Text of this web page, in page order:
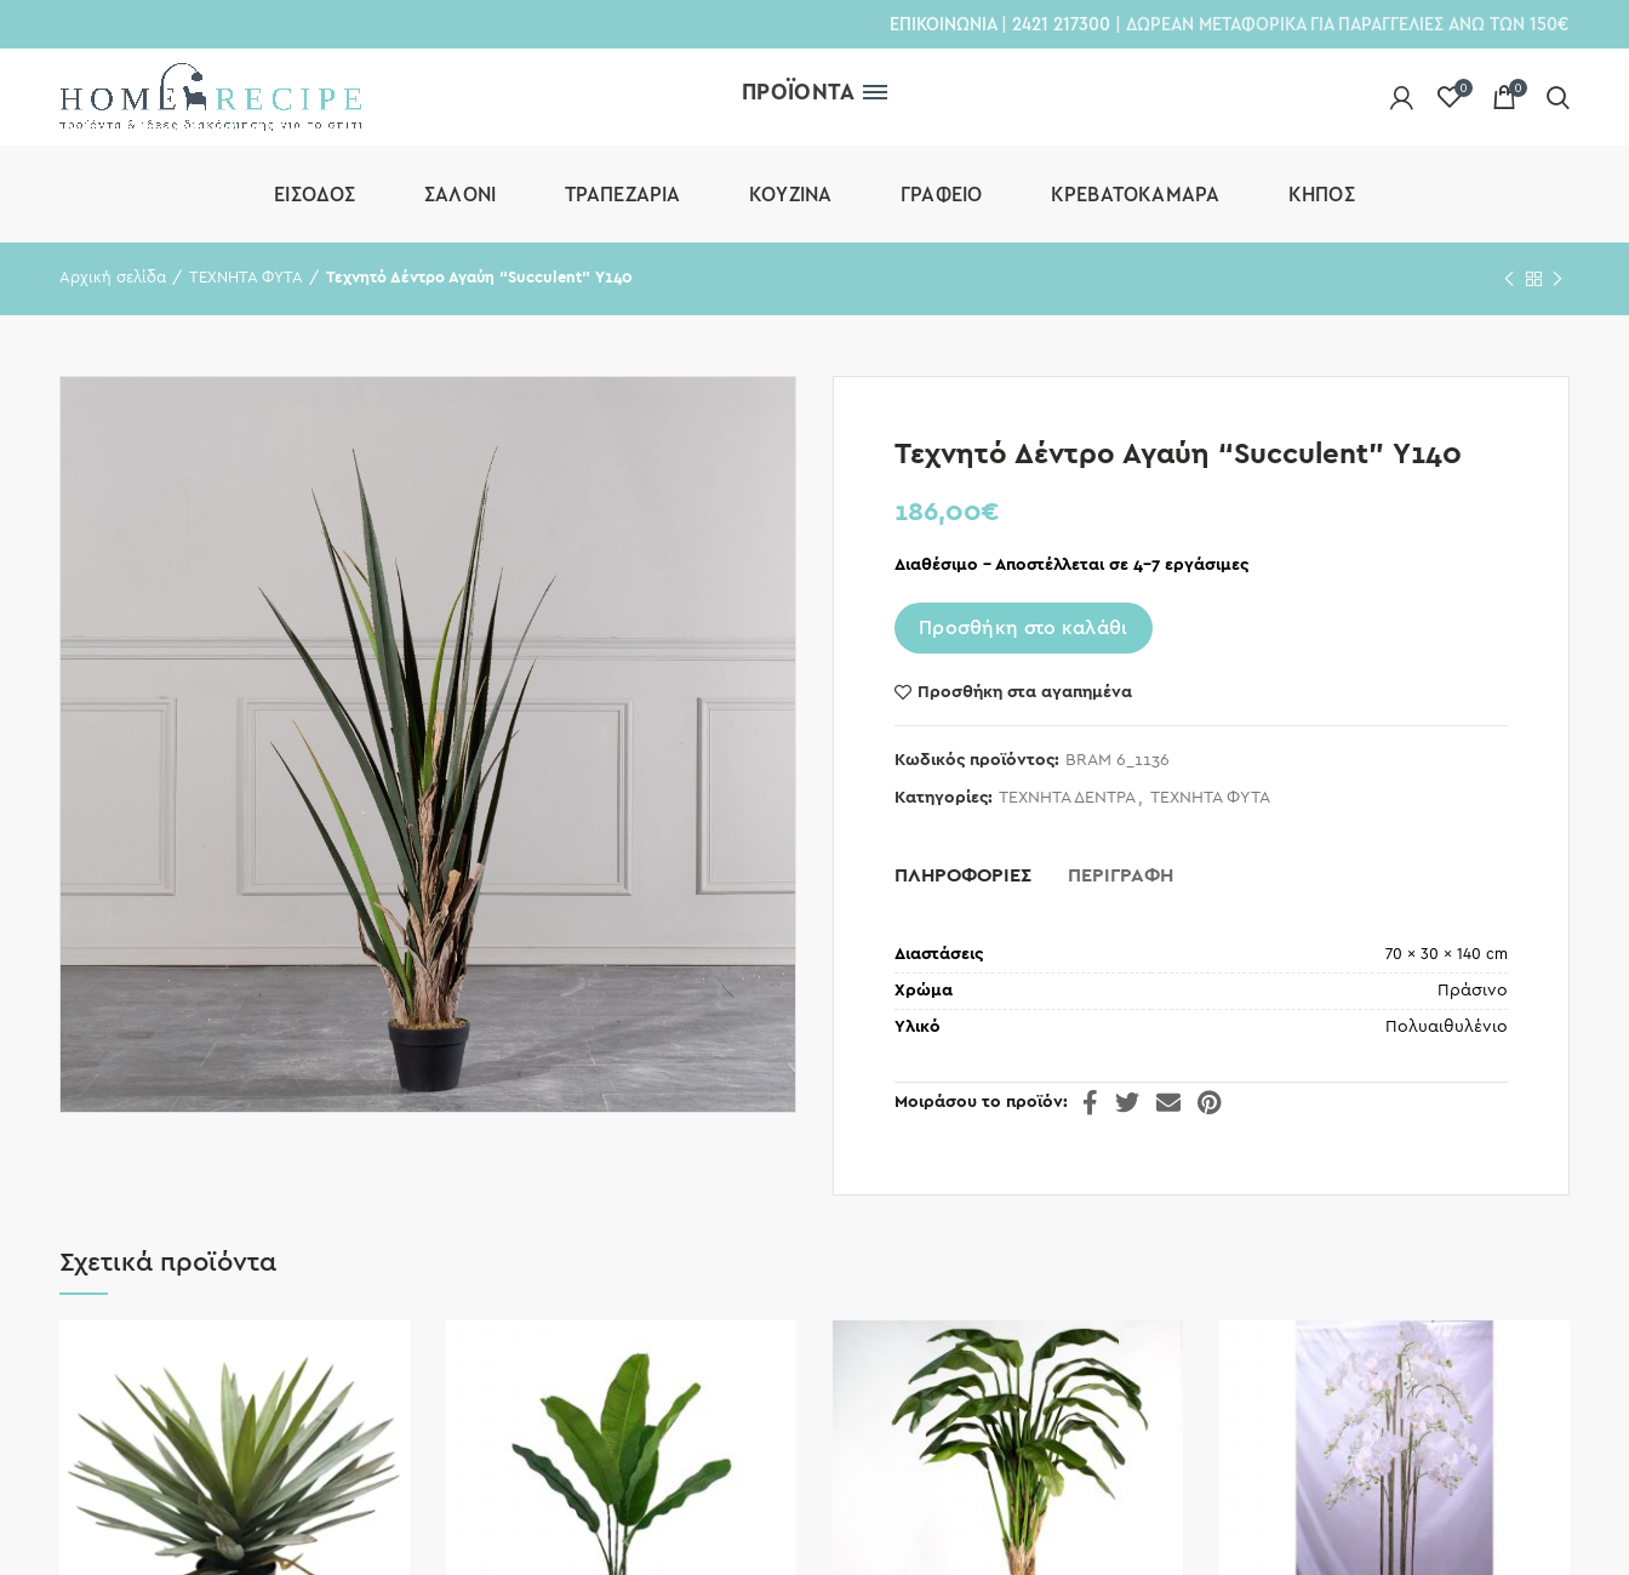
ΕΠΙΚΟΙΝΩΝΙΑ| 2421 217300 | ΔΩΡΕΑΝ ΜΕΤΑΦΟΡΙΚΑ ΓΙΑ ΠΑΡΑΓΓΕΛΙΕΣ ΑΝΩ ΤΩΝ 150€
ΠΡΟΪΟΝΤΑ 0 0
ΕΊΣΟΔΟΣ ΣΑΛΌΝΙ ΤΡΑΠΕΖΑΡΊΑ ΚΟΥΖΊΝΑ ΓΡΑΦΕΊΟ ΚΡΕΒΑΤΟΚΆΜΑΡΑ ΚΉΠΟΣ
Αρχική σελίδα ΤΕΧΝΗΤΑ ΦΥΤΑ Τεχνητό Δέντρο Αγαύη “Succulent” Υ140
Τεχνητό Δέντρο Αγαύη “Succulent” Υ140
186,00€
Διαθέσιμο – Αποστέλλεται σε 4-7 εργάσιμες
Προσθήκη στο καλάθι
Προσθήκη στα αγαπημένα
Κωδικός προϊόντος: BRAM 6_1136
Κατηγορίες: ΤΕΧΝΗΤΑ ΔΕΝΤΡΑ , ΤΕΧΝΗΤΑ ΦΥΤΑ
ΠΛΗΡΟΦΟΡΙΕΣ ΠΕΡΙΓΡΑΦΉ
Διαστάσεις 70 × 30 × 140 cm
Χρώμα Πράσινο
Υλικό Πολυαιθυλένιο
Μοιράσου το προϊόν
Σχετικά προϊόντα